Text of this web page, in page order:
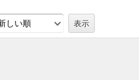
しい順